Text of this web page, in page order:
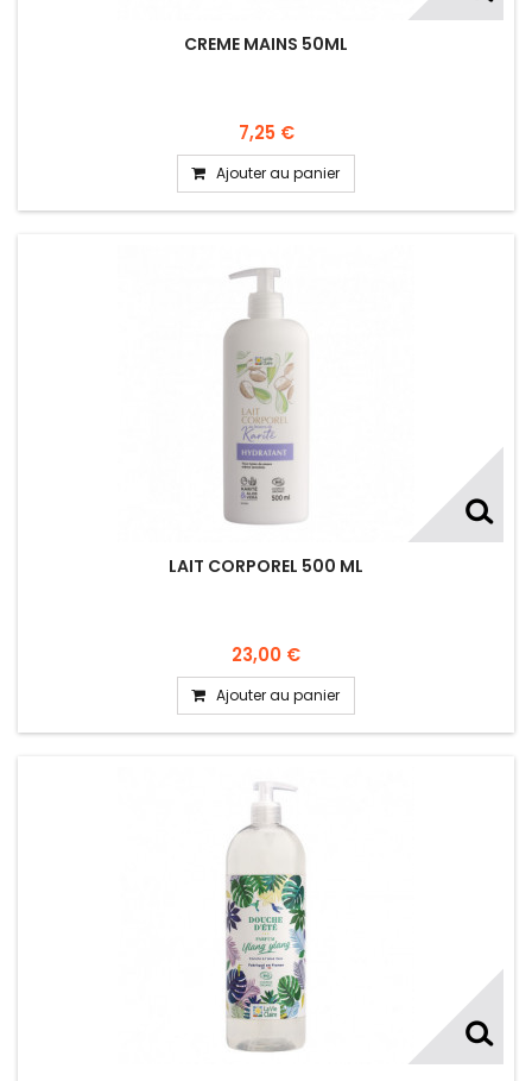
CREME MAINS 50ML
7,25 €
Ajouter au panier
LAIT CORPOREL 500 ML
23,00 €
Ajouter au panier